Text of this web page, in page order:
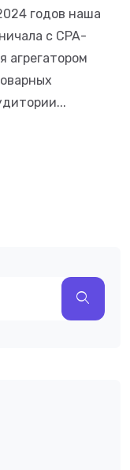
годов наша
с CPA-
агрегатором